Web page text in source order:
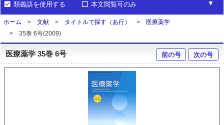
類義語を使用する 本文閲覧可のみ
ホーム 文献 タイトルで探す（あ行）
医療薬学
35巻 6号(2009)
医療薬学 35巻 6号 前の号 次の号